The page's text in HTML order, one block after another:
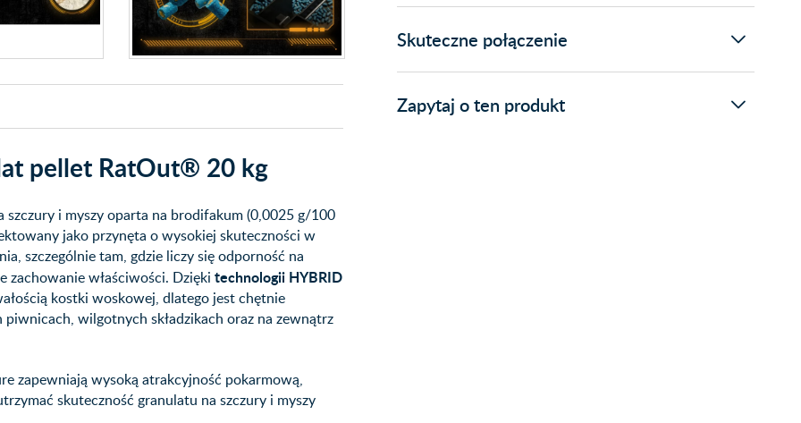
Skuteczne połączenie
Zapytaj o ten produkt
pellet RatOut® 20 kg
i myszy oparta na brodifakum (0,0025 g/100
jako przynęta o wysokiej skuteczności w
szczególnie tam, gdzie liczy się odporność na
zachowanie właściwości. Dzięki technologii HYBRID
kostki woskowej, dlatego jest chętnie
wilgotnych składzikach oraz na zewnątrz
zapewniają wysoką atrakcyjność pokarmową,
skuteczność granulatu na szczury i myszy